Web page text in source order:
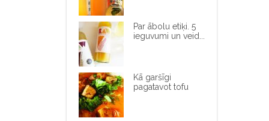
Par ābolu etiķi. 5
ieguvumi un veid...
Kā garšīgi
pagatavot tofu